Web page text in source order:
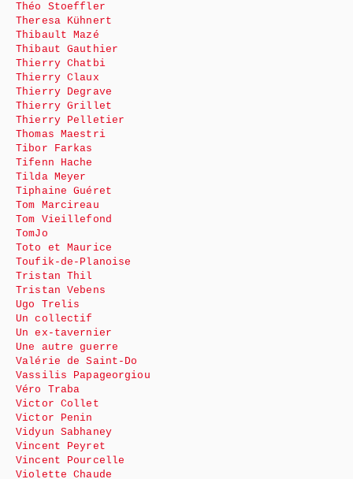
Théo Stoeffler
Theresa Kühnert
Thibault Mazé
Thibaut Gauthier
Thierry Chatbi
Thierry Claux
Thierry Degrave
Thierry Grillet
Thierry Pelletier
Thomas Maestri
Tibor Farkas
Tifenn Hache
Tilda Meyer
Tiphaine Guéret
Tom Marcireau
Tom Vieillefond
TomJo
Toto et Maurice
Toufik-de-Planoise
Tristan Thil
Tristan Vebens
Ugo Trelis
Un collectif
Un ex-tavernier
Une autre guerre
Valérie de Saint-Do
Vassilis Papageorgiou
Véro Traba
Victor Collet
Victor Penin
Vidyun Sabhaney
Vincent Peyret
Vincent Pourcelle
Violette Chaude